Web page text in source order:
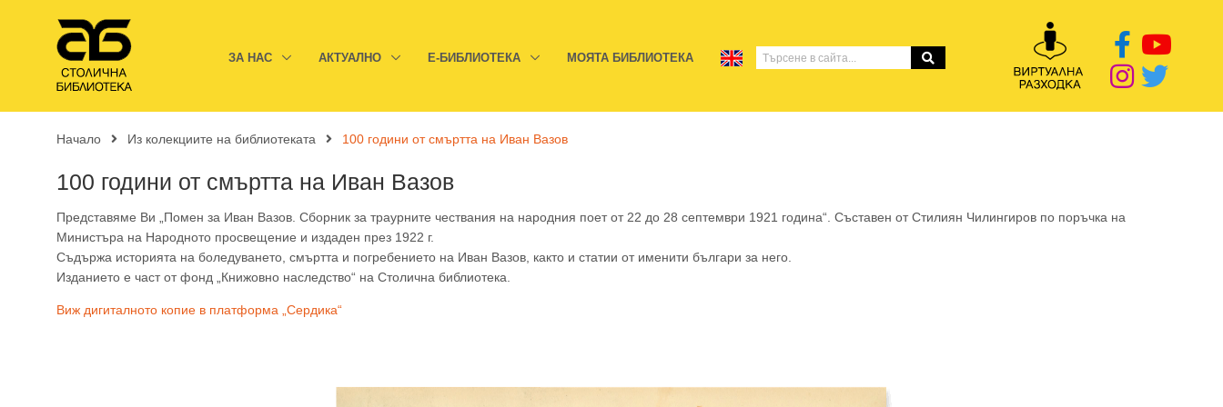
ЗА НАС АКТУАЛНО E-БИБЛИОТЕКА МОЯТА БИБЛИОТЕКА
Начало Из колекциите на библиотеката 100 години от смъртта на Иван Вазов
100 години от смъртта на Иван Вазов
Представяме Ви „Помен за Иван Вазов. Сборник за траурните чествания на народния поет от 22 до 28 септември 1921 година“. Съставен от Стилиян Чилингиров по поръчка на
Министъра на Народното просвещение и издаден през 1922 г.
Съдържа историята на боледуването, смъртта и погребението на Иван Вазов, както и статии от именити българи за него.
Изданието е част от фонд „Книжовно наследство“ на Столична библиотека.
Виж дигиталното копие в платформа „Сердика“